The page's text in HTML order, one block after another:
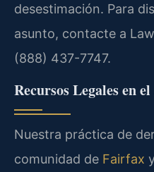
desestimación. Para
asunto, contacte a
(888) 437-7747.
Recursos Legales en
Nuestra práctica de
comunidad de Fairfax